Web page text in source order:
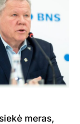
meras,